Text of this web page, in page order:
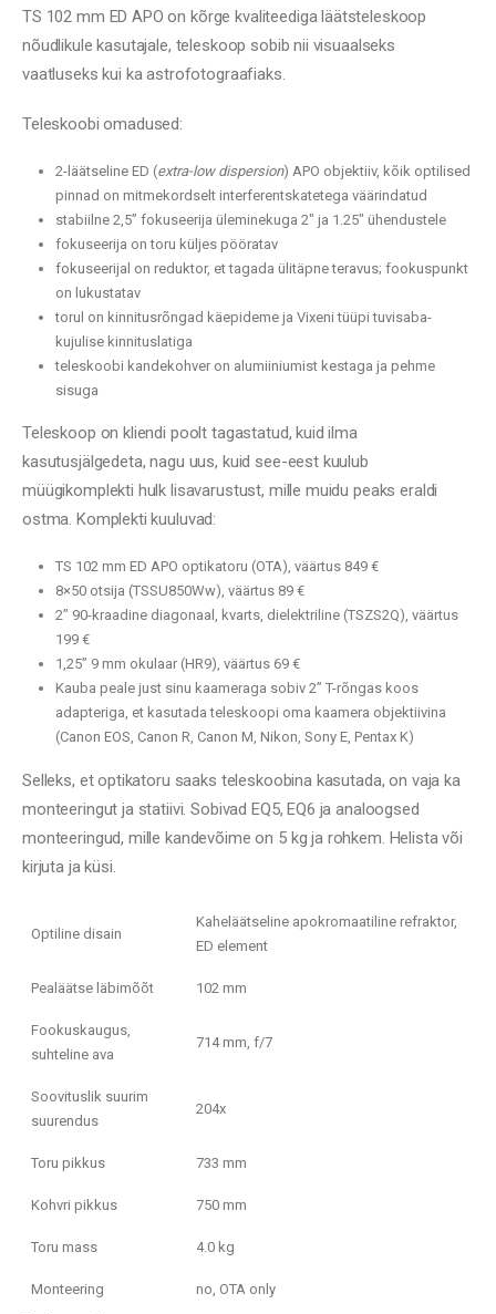
TS 102 mm ED APO on kõrge kvaliteediga läätsteleskoop
nõudlikule kasutajale, teleskoop sobib nii visuaalseks
vaatluseks kui ka astrofotograafiaks.
Teleskoobi omadused:
2-läätseline ED (extra-low dispersion) APO objektiiv, kõik optilised
pinnad on mitmekordselt interferentskatetega väärindatud
stabiilne 2,5” fokuseerija üleminekuga 2″ ja 1.25″ ühendustele
fokuseerija on toru küljes pööratav
fokuseerijal on reduktor, et tagada ülitäpne teravus; fookuspunkt
on lukustatav
torul on kinnitusrõngad käepideme ja Vixeni tüüpi tuvisaba-
kujulise kinnituslatiga
teleskoobi kandekohver on alumiiniumist kestaga ja pehme
sisuga
Teleskoop on kliendi poolt tagastatud, kuid ilma
kasutusjälgedeta, nagu uus, kuid see-eest kuulub
müügikomplekti hulk lisavarustust, mille muidu peaks eraldi
ostma. Komplekti kuuluvad:
TS 102 mm ED APO optikatoru (OTA), väärtus 849 €
8×50 otsija (TSSU850Ww), väärtus 89 €
2” 90-kraadine diagonaal, kvarts, dielektriline (TSZS2Q), väärtus
199 €
1,25” 9 mm okulaar (HR9), väärtus 69 €
Kauba peale just sinu kaameraga sobiv 2” T-rõngas koos
adapteriga, et kasutada teleskoopi oma kaamera objektiivina
(Canon EOS, Canon R, Canon M, Nikon, Sony E, Pentax K)
Selleks, et optikatoru saaks teleskoobina kasutada, on vaja ka
monteeringut ja statiivi. Sobivad EQ5, EQ6 ja analoogsed
monteeringud, mille kandevõime on 5 kg ja rohkem. Helista või
kirjuta ja küsi.
Optiline disain
Kaheläätseline apokromaatiline refraktor,
ED element
Pealäätse läbimõõt 102 mm
Fookuskaugus,
suhteline ava
714 mm, f/7
Soovituslik suurim
suurendus
204x
Toru pikkus 733 mm
Kohvri pikkus 750 mm
Toru mass 4.0 kg
Monteering no, OTA only